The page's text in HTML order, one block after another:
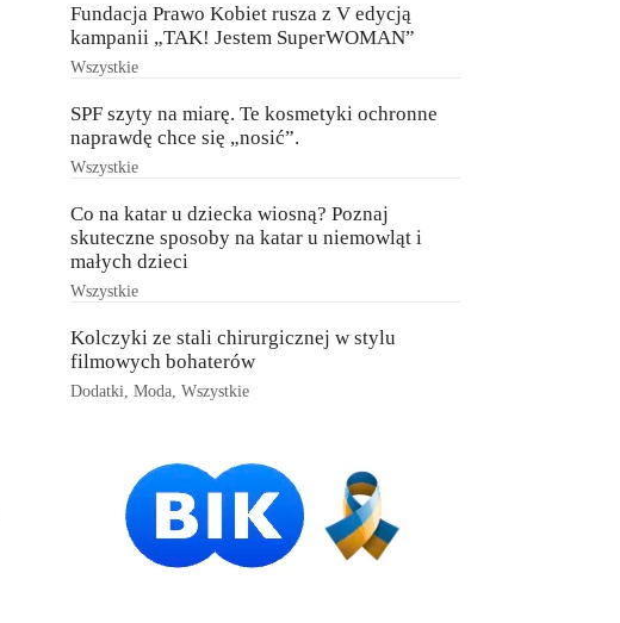
Fundacja Prawo Kobiet rusza z V edycją
kampanii „TAK! Jestem SuperWOMAN”
Wszystkie
SPF szyty na miarę. Te kosmetyki ochronne
naprawdę chce się „nosić”.
Wszystkie
Co na katar u dziecka wiosną? Poznaj
skuteczne sposoby na katar u niemowląt i
małych dzieci
Wszystkie
Kolczyki ze stali chirurgicznej w stylu
filmowych bohaterów
Dodatki ,Moda ,Wszystkie